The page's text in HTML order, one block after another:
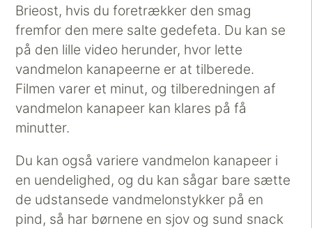
Brieost, hvis du foretrækker den smag
fremfor den mere salte gedefeta. Du kan se
på den lille video herunder, hvor lette
vandmelon kanapeerne er at tilberede.
Filmen varer et minut, og tilberedningen af
vandmelon kanapeer kan klares på få
minutter.
Du kan også variere vandmelon kanapeer i
en uendelighed, og du kan sågar bare sætte
de udstansede vandmelonstykker på en
pind, så har børnene en sjov og sund snack